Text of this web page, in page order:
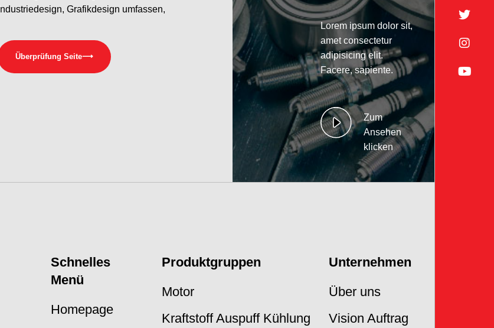
Industriedesign, Grafikdesign umfassen,
Überprüfung Seite⟶
Lorem ipsum dolor sit,
amet consectetur
adipisicing elit.
Facere, sapiente.
Zum
Ansehen
klicken
Schnelles
Menü
Homepage
Produktgruppen
Motor
Kraftstoff Auspuff Kühlung
Unternehmen
Über uns
Vision Auftrag